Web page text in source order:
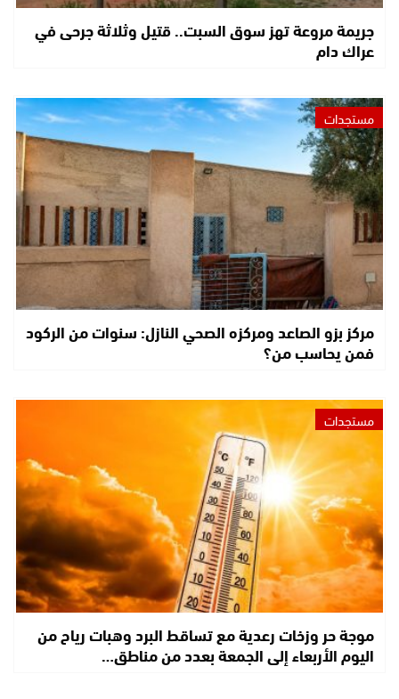
جريمة مروعة تهز سوق السبت.. قتيل وثلاثة جرحى في
عراك دام
مستجدات
مركز بزو الصاعد ومركزه الصحي النازل: سنوات من الركود
فمن يحاسب من؟
مستجدات
موجة حر وزخات رعدية مع تساقط البرد وهبات رياح من
اليوم الأربعاء إلى الجمعة بعدد من مناطق…